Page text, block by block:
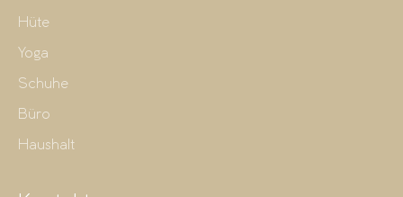
Hüte
Yoga
Schuhe
Büro
Haushalt